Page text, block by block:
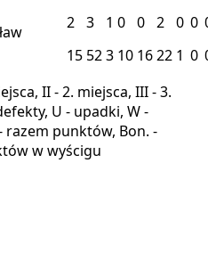
2 3 1 0 0 2 0 0
15 523 10 1622 1 0
II - 2. miejsca, III - 3.
U - upadki, W -
razem punktów, Bon. -
w wyścigu